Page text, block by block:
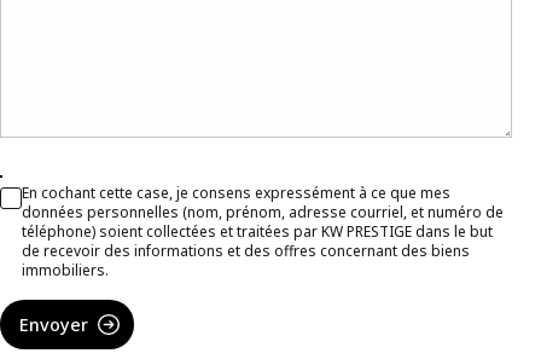
En cochant cette case, je consens expressément à ce que mes
données personnelles (nom, prénom, adresse courriel, et numéro de
téléphone) soient collectées et traitées par KW PRESTIGE dans le but
de recevoir des informations et des offres concernant des biens
immobiliers.
Envoyer